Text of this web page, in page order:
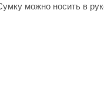
можно носить в